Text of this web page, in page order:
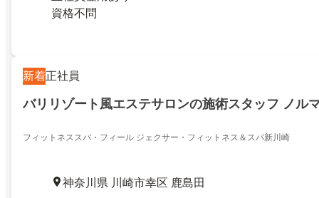
資格不問
新着正社員
バリリゾート風エステサロンの施術スタッフ ノル
フィットネススパ・フィール ジェクサー・フィットネス＆スパ新川崎
神奈川県 川崎市幸区 鹿島田